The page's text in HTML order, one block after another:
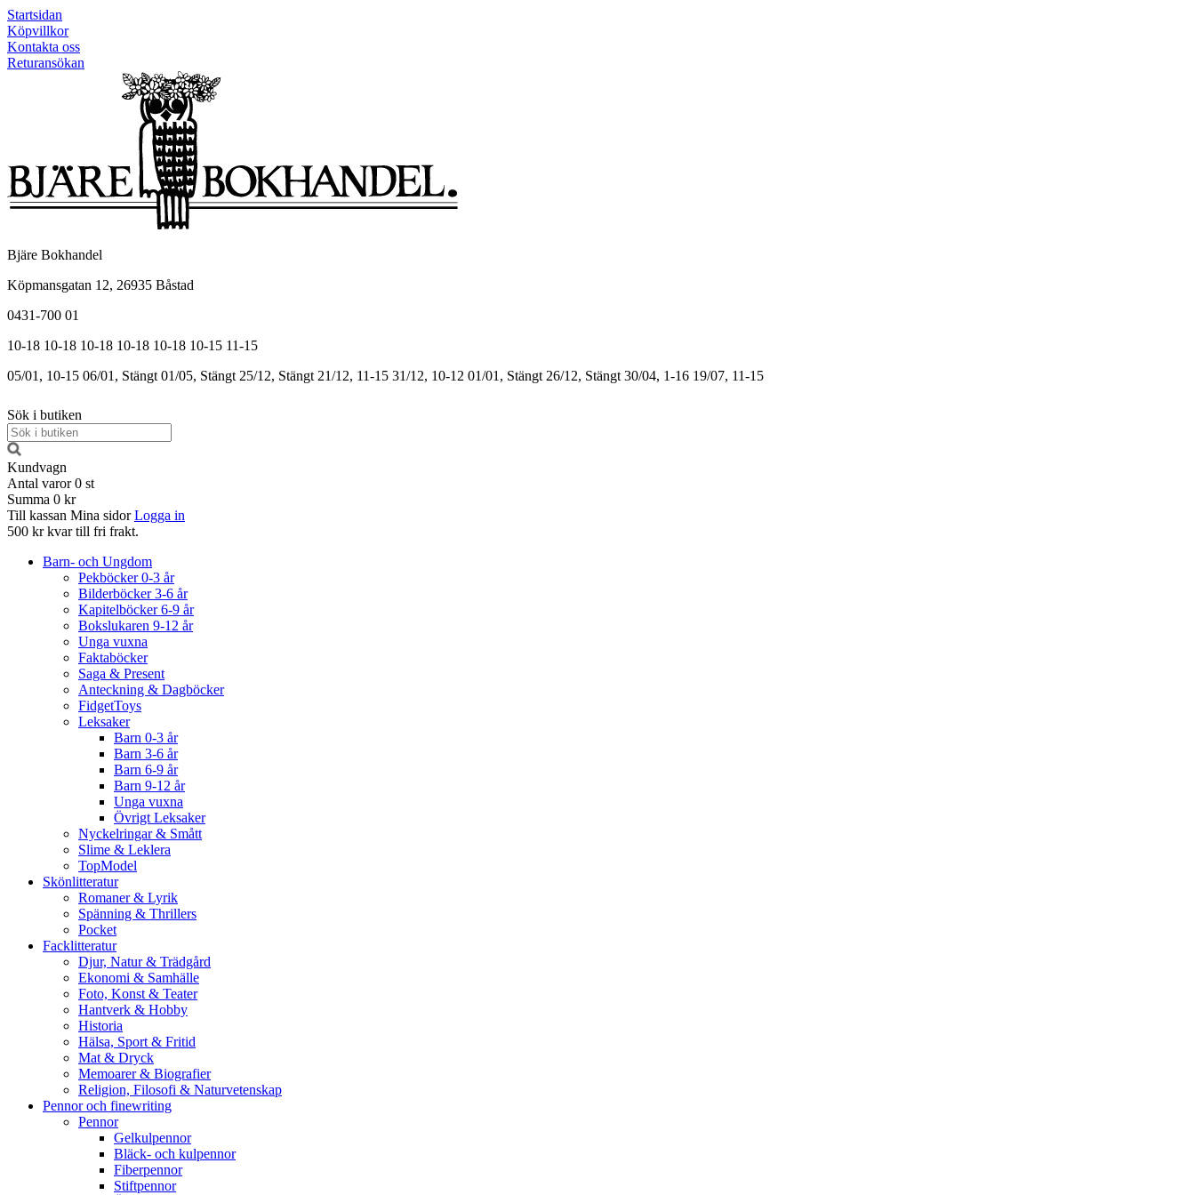
Startsidan
Köpvillkor
Kontakta oss
Returansökan
Bjäre Bokhandel
Köpmansgatan 12, 26935 Båstad
0431-700 01
10-18 10-18 10-18 10-18 10-18 10-15 11-15
05/01, 10-15 06/01, Stängt 01/05, Stängt 25/12, Stängt 21/12, 11-15 31/12, 10-12 01/01, Stängt 26/12, Stängt 30/04, 1-16 19/07, 11-15
Sök i butiken
Kundvagn
Antal varor 0 st
Summa 0 kr
Till kassan Mina sidor Logga in
500 kr kvar till fri frakt.
Barn- och Ungdom
Pekböcker 0-3 år
Bilderböcker 3-6 år
Kapitelböcker 6-9 år
Bokslukaren 9-12 år
Unga vuxna
Faktaböcker
Saga & Present
Anteckning & Dagböcker
FidgetToys
Leksaker
Barn 0-3 år
Barn 3-6 år
Barn 6-9 år
Barn 9-12 år
Unga vuxna
Övrigt Leksaker
Nyckelringar & Smått
Slime & Leklera
TopModel
Skönlitteratur
Romaner & Lyrik
Spänning & Thrillers
Pocket
Facklitteratur
Djur, Natur & Trädgård
Ekonomi & Samhälle
Foto, Konst & Teater
Hantverk & Hobby
Historia
Hälsa, Sport & Fritid
Mat & Dryck
Memoarer & Biografier
Religion, Filosofi & Naturvetenskap
Pennor och finewriting
Pennor
Gelkulpennor
Bläck- och kulpennor
Fiberpennor
Stiftpennor